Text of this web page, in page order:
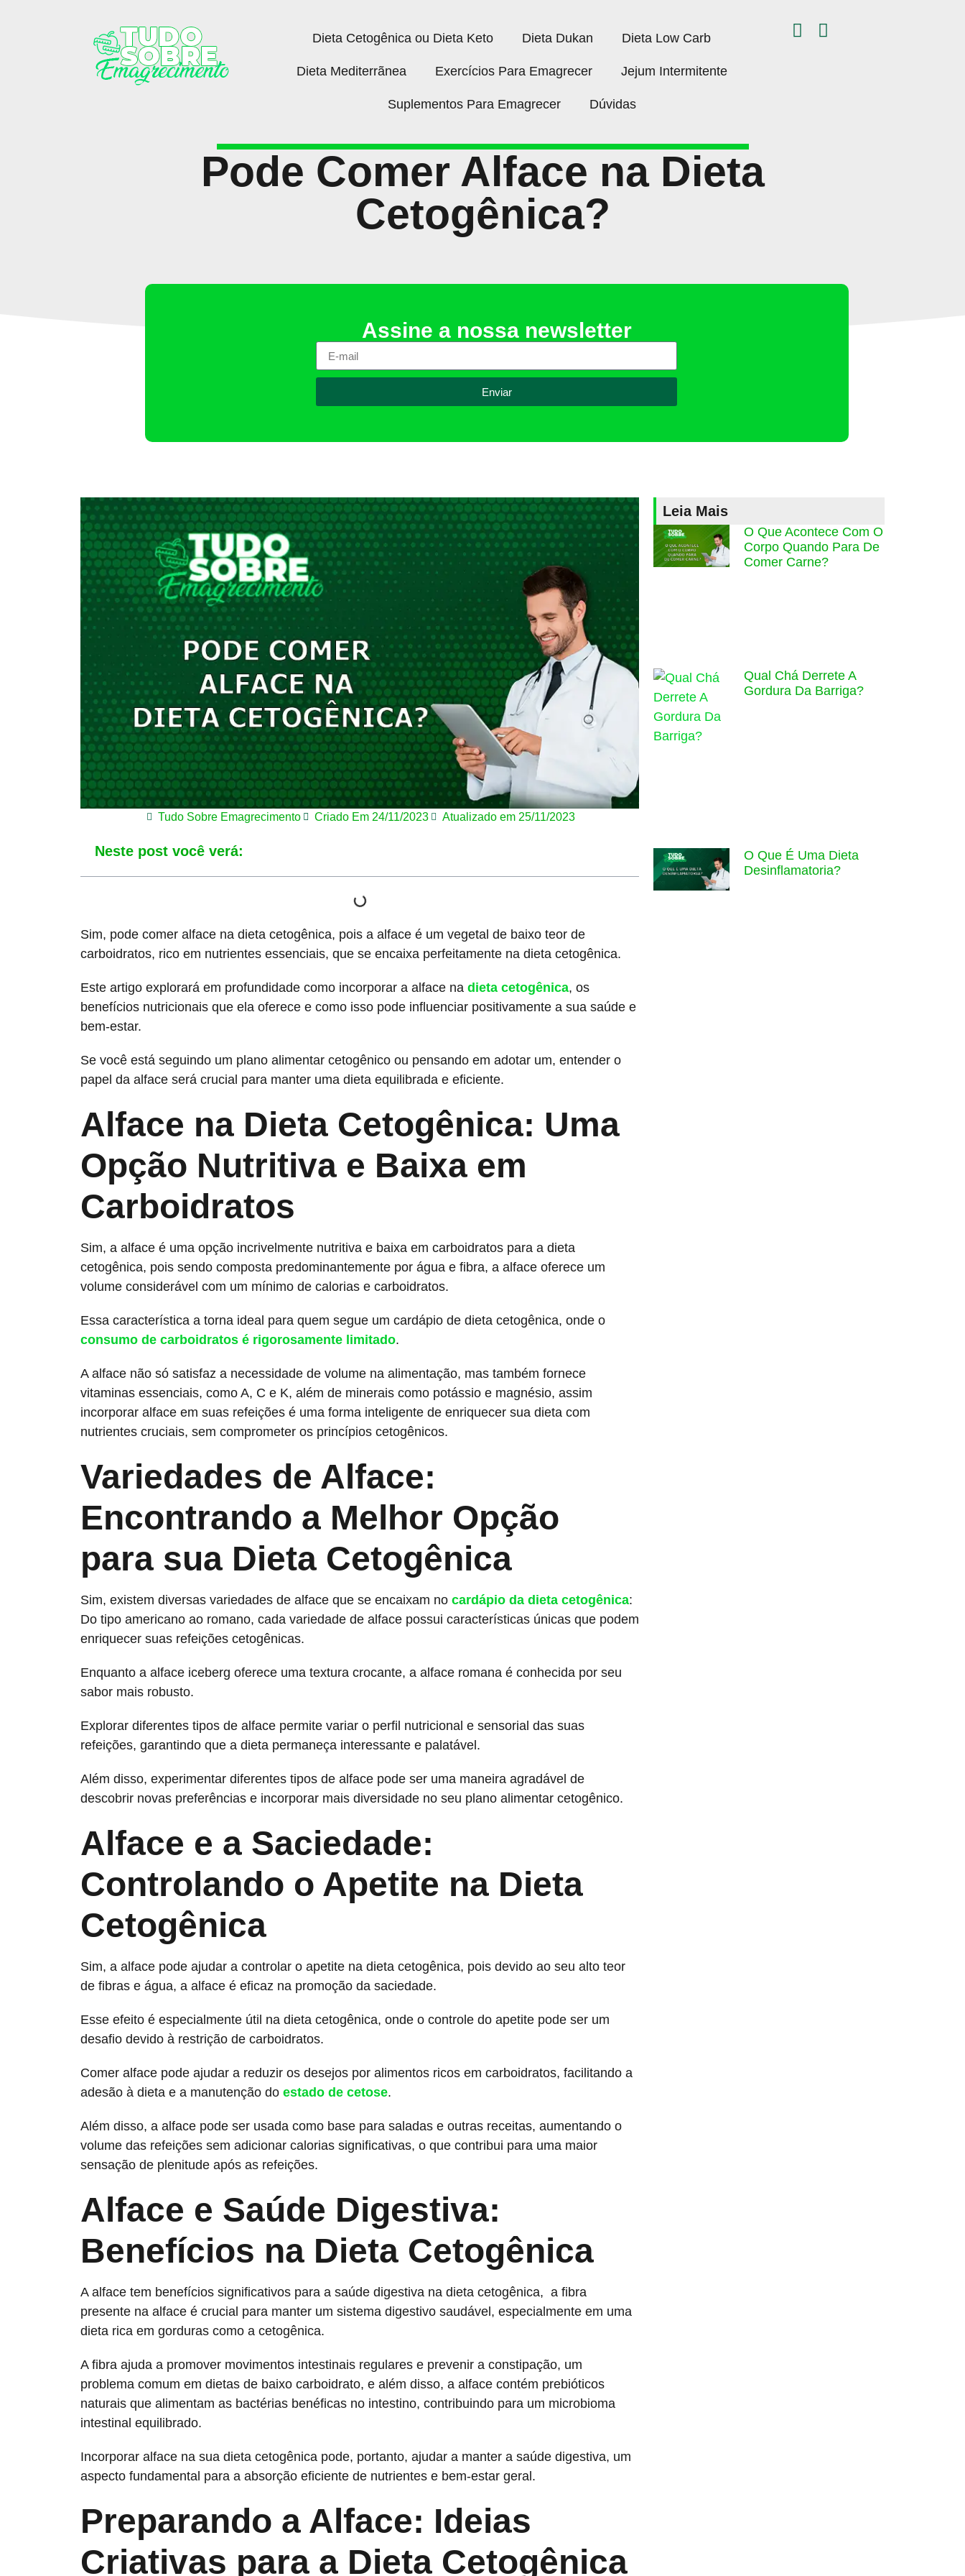
Dieta Cetogênica ou Dieta Keto Dieta Dukan Dieta Low Carb
Dieta Mediterrãnea Exercícios Para Emagrecer Jejum Intermitente
Suplementos Para Emagrecer Dúvidas
Pode Comer Alface na Dieta
Cetogênica?
Assine a nossa newsletter
Enviar
Tudo Sobre Emagrecimento Criado Em 24/11/2023 Atualizado em 25/11/2023
Neste post você verá:
Sim, pode comer alface na dieta cetogênica, pois a alface é um vegetal de baixo teor de
carboidratos, rico em nutrientes essenciais, que se encaixa perfeitamente na dieta cetogênica.
Este artigo explorará em profundidade como incorporar a alface na dieta cetogênica, os
benefícios nutricionais que ela oferece e como isso pode influenciar positivamente a sua saúde e
bem-estar.
Se você está seguindo um plano alimentar cetogênico ou pensando em adotar um, entender o
papel da alface será crucial para manter uma dieta equilibrada e eficiente.
Alface na Dieta Cetogênica: Uma
Opção Nutritiva e Baixa em
Carboidratos
Sim, a alface é uma opção incrivelmente nutritiva e baixa em carboidratos para a dieta
cetogênica, pois sendo composta predominantemente por água e fibra, a alface oferece um
volume considerável com um mínimo de calorias e carboidratos.
Essa característica a torna ideal para quem segue um cardápio de dieta cetogênica, onde o
consumo de carboidratos é rigorosamente limitado.
A alface não só satisfaz a necessidade de volume na alimentação, mas também fornece
vitaminas essenciais, como A, C e K, além de minerais como potássio e magnésio, assim
incorporar alface em suas refeições é uma forma inteligente de enriquecer sua dieta com
nutrientes cruciais, sem comprometer os princípios cetogênicos.
Variedades de Alface:
Encontrando a Melhor Opção
para sua Dieta Cetogênica
Sim, existem diversas variedades de alface que se encaixam no cardápio da dieta cetogênica:
Do tipo americano ao romano, cada variedade de alface possui características únicas que podem
enriquecer suas refeições cetogênicas.
Enquanto a alface iceberg oferece uma textura crocante, a alface romana é conhecida por seu
sabor mais robusto.
Explorar diferentes tipos de alface permite variar o perfil nutricional e sensorial das suas
refeições, garantindo que a dieta permaneça interessante e palatável.
Além disso, experimentar diferentes tipos de alface pode ser uma maneira agradável de
descobrir novas preferências e incorporar mais diversidade no seu plano alimentar cetogênico.
Alface e a Saciedade:
Controlando o Apetite na Dieta
Cetogênica
Sim, a alface pode ajudar a controlar o apetite na dieta cetogênica, pois devido ao seu alto teor
de fibras e água, a alface é eficaz na promoção da saciedade.
Esse efeito é especialmente útil na dieta cetogênica, onde o controle do apetite pode ser um
desafio devido à restrição de carboidratos.
Comer alface pode ajudar a reduzir os desejos por alimentos ricos em carboidratos, facilitando a
adesão à dieta e a manutenção do estado de cetose.
Além disso, a alface pode ser usada como base para saladas e outras receitas, aumentando o
volume das refeições sem adicionar calorias significativas, o que contribui para uma maior
sensação de plenitude após as refeições.
Alface e Saúde Digestiva:
Benefícios na Dieta Cetogênica
A alface tem benefícios significativos para a saúde digestiva na dieta cetogênica, a fibra
presente na alface é crucial para manter um sistema digestivo saudável, especialmente em uma
dieta rica em gorduras como a cetogênica.
A fibra ajuda a promover movimentos intestinais regulares e prevenir a constipação, um
problema comum em dietas de baixo carboidrato, e além disso, a alface contém prebióticos
naturais que alimentam as bactérias benéficas no intestino, contribuindo para um microbioma
intestinal equilibrado.
Incorporar alface na sua dieta cetogênica pode, portanto, ajudar a manter a saúde digestiva, um
aspecto fundamental para a absorção eficiente de nutrientes e bem-estar geral.
Preparando a Alface: Ideias
Criativas para a Dieta Cetogênica
Leia Mais
O Que Acontece Com O
Corpo Quando Para De
Comer Carne?
Qual Chá Derrete A
Gordura Da Barriga?
O Que É Uma Dieta
Desinflamatoria?